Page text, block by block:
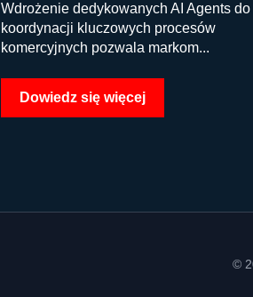
Wdrożenie dedykowanych AI Agents do
koordynacji kluczowych procesów
komercyjnych pozwala markom...
Dowiedz się więcej
©